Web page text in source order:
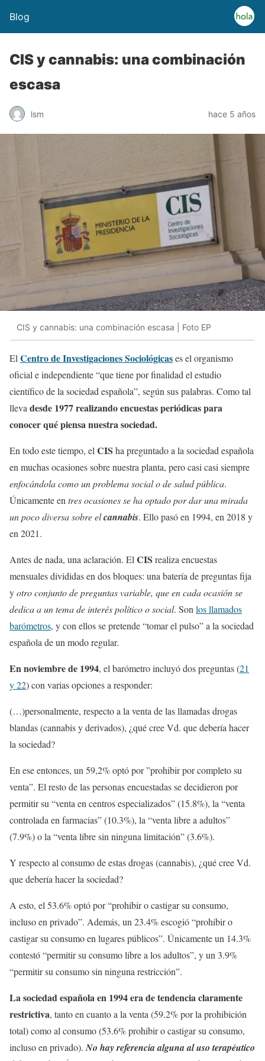
Blog
CIS y cannabis: una combinación
escasa
lsm hace 5 años
CIS y cannabis: una combinación escasa | Foto EP
El Centro de Investigaciones Sociológicases el organismo
oficial e independiente “que tiene por finalidad el estudio
científico de la sociedad española”, según sus palabras. Como tal
lleva desde 1977 realizando encuestas periódicas para
conocer qué piensa nuestra sociedad.
En todo este tiempo, el CIS ha preguntado a la sociedad española
en muchas ocasiones sobre nuestra planta, pero casi casi siempre
enfocándola como un problema social o de salud pública.
Únicamente en tres ocasiones se ha optado por dar una mirada
un poco diversa sobre elcannabis. Ello pasó en 1994, en 2018 y
en 2021.
Antes de nada, una aclaración. El CIS realiza encuestas
mensuales divididas en dos bloques: una batería de preguntas fija
yotro conjunto de preguntas variable, que en cada ocasión se
dedica a un tema de interés político o social. Son los llamados
barómetros, y con ellos se pretende “tomar el pulso” a la sociedad
española de un modo regular.
En noviembre de 1994, el barómetro incluyó dos preguntas (21
y 22) con varias opciones a responder:
(…)personalmente, respecto a la venta de las llamadas drogas
blandas (cannabis y derivados), ¿qué cree Vd. que debería hacer
la sociedad?
En ese entonces, un 59,2% optó por ”prohibir por completo su
venta”. El resto de las personas encuestadas se decidieron por
permitir su “venta en centros especializados” (15.8%), la “venta
controlada en farmacias” (10.3%), la “venta libre a adultos”
(7.9%) o la “venta libre sin ninguna limitación” (3.6%).
Y respecto al consumo de estas drogas (cannabis), ¿qué cree Vd.
que debería hacer la sociedad?
A esto, el 53.6% optó por “prohibir o castigar su consumo,
incluso en privado”. Además, un 23.4% escogió “prohibir o
castigar su consumo en lugares públicos”. Únicamente un 14.3%
contestó “permitir su consumo libre a los adultos”, y un 3.9%
“permitir su consumo sin ninguna restricción”.
La sociedad española en 1994 era de tendencia claramente
restrictiva, tanto en cuanto a la venta (59.2% por la prohibición
total) como al consumo (53.6% prohibir o castigar su consumo,
incluso en privado). No hay referencia alguna al uso terapéutico